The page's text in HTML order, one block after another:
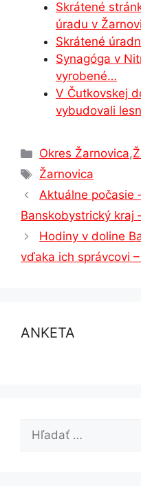
k er
Skrátené
úradu v
Skrátené
Synagóga v
vyrobené…
V Čutkovskej
vybudovali
Kategórie
Okres Žarnovica,
Značky
Žarnovica
Aktuálne počasie
Banskobystrický kraj
Hodiny v doline
vďaka ich správcovi
ANKETA
Hľadať: